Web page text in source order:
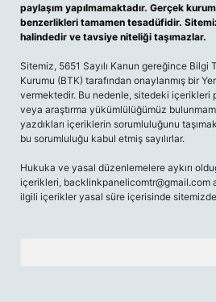
paylaşım yapılmamaktadır. Gerçek
benzerlikleri tamamen tesadüfidir.
halindedir ve tavsiye niteliği taşımazlar.
Sitemiz, 5651 Sayılı Kanun gereğince Bilgi
Kurumu (BTK) tarafından onaylanmış bir
vermektedir. Bu nedenle, sitedeki içerikleri
veya araştırma yükümlülüğümüz
yazdıkları içeriklerin sorumluluğunu
bu sorumluluğu kabul etmiş sayılırlar.
Hukuka ve yasal düzenlemelere aykırı
içerikleri, backlinkpanelicomtr@gmail.com
ilgili içerikler yasal süre içerisinde